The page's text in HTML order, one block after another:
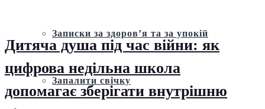
Записки за здоров’я та за упокій
Запалити свічку
Дитяча душа під час війни: як
цифрова недільна школа
допомагає зберігати внутрішню